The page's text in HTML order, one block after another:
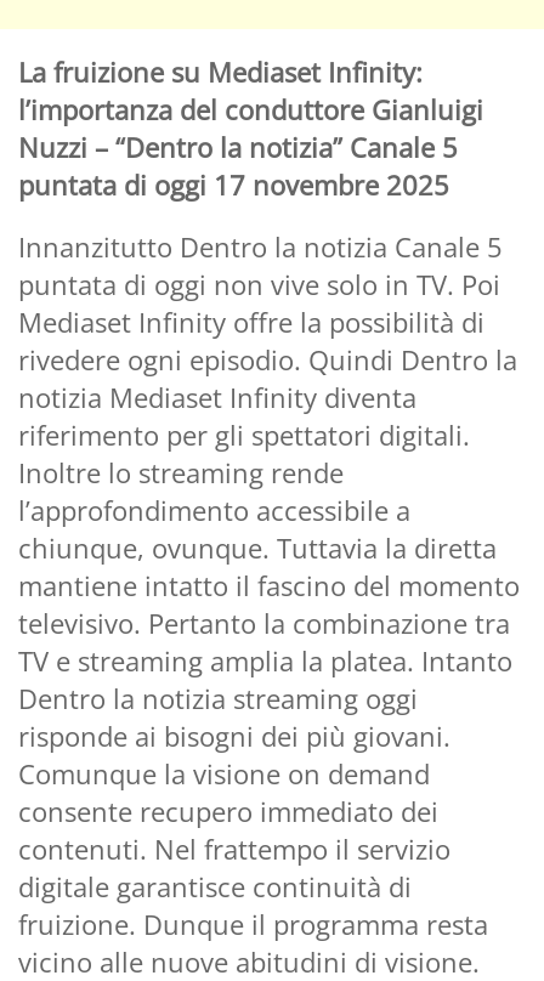
La fruizione su Mediaset Infinity:
l’importanza del conduttore Gianluigi
Nuzzi – “Dentro la notizia” Canale 5
puntata di oggi 17 novembre 2025
Innanzitutto Dentro la notizia Canale 5
puntata di oggi non vive solo in TV. Poi
Mediaset Infinity offre la possibilità di
rivedere ogni episodio. Quindi Dentro la
notizia Mediaset Infinity diventa
riferimento per gli spettatori digitali.
Inoltre lo streaming rende
l’approfondimento accessibile a
chiunque, ovunque. Tuttavia la diretta
mantiene intatto il fascino del momento
televisivo. Pertanto la combinazione tra
TV e streaming amplia la platea. Intanto
Dentro la notizia streaming oggi
risponde ai bisogni dei più giovani.
Comunque la visione on demand
consente recupero immediato dei
contenuti. Nel frattempo il servizio
digitale garantisce continuità di
fruizione. Dunque il programma resta
vicino alle nuove abitudini di visione.